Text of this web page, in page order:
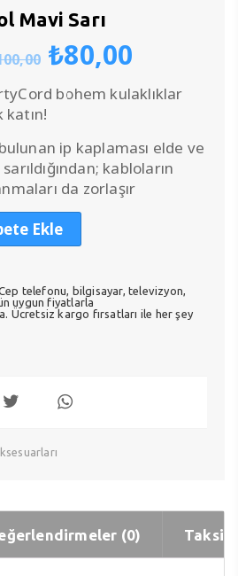
Mavi Sarı
Orijinal
fiyat:
₺100,00.
₺80,00
fiyat:
₺80,00.
bohem kulaklıklar
katın!
ip kaplaması elde ve
kabloların
da zorlaşır
Ekle
telefonu, bilgisayar, televizyon,
uygun fiyatlarla
Ücretsiz kargo fırsatları ile her şey
(0) Taksit